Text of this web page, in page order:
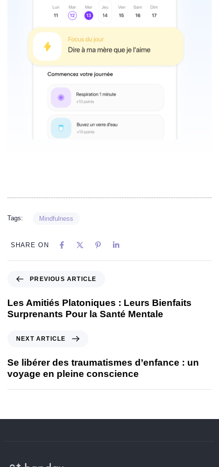
Tags: Mindfulness
SHARE ON
PREVIOUS ARTICLE
Les Amitiés Platoniques : Leurs Bienfaits
Surprenants Pour la Santé Mentale
NEXT ARTICLE
Se libérer des traumatismes d’enfance : un
voyage en pleine conscience